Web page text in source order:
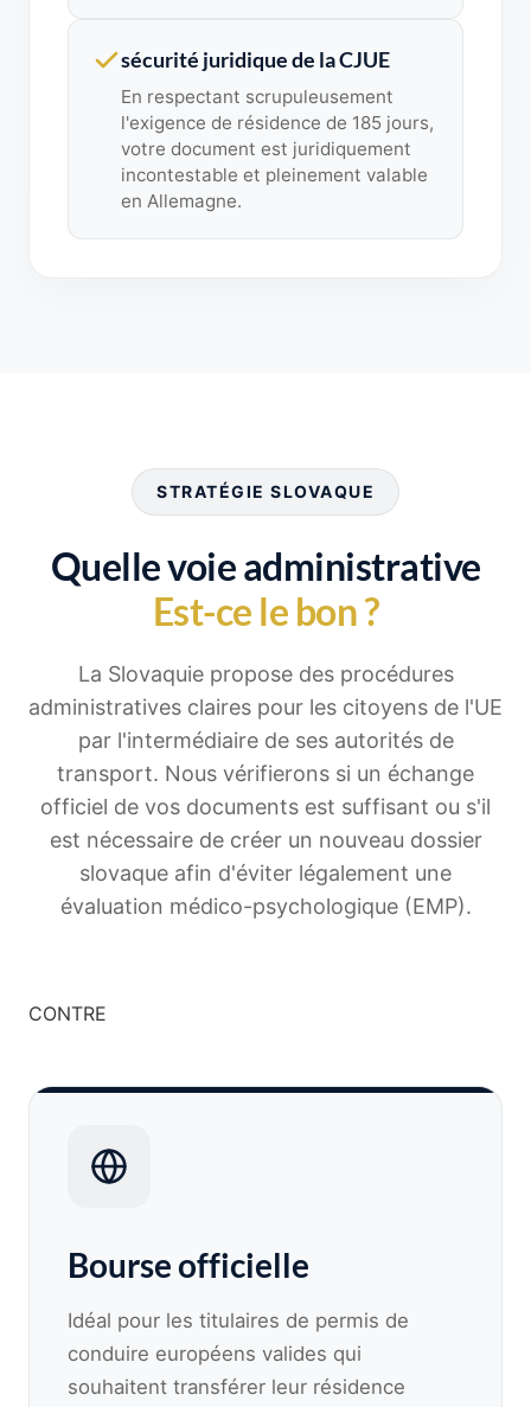
sécurité juridique de la CJUE
En respectant scrupuleusement
l'exigence de résidence de 185 jours,
votre document est juridiquement
incontestable et pleinement valable
en Allemagne.
STRATÉGIE SLOVAQUE
Quelle voie administrative
Est-ce le bon ?
La Slovaquie propose des procédures
administratives claires pour les citoyens de l'UE
par l'intermédiaire de ses autorités de
transport. Nous vérifierons si un échange
officiel de vos documents est suffisant ou s'il
est nécessaire de créer un nouveau dossier
slovaque afin d'éviter légalement une
évaluation médico-psychologique (EMP).
CONTRE
Bourse officielle
Idéal pour les titulaires de permis de
conduire européens valides qui
souhaitent transférer leur résidence